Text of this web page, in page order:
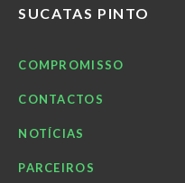
SUCATAS PINTO
COMPROMISSO
CONTACTOS
NOTÍCIAS
PARCEIROS